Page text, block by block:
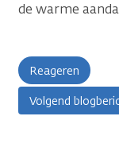
de warme
Reageren
Volgend